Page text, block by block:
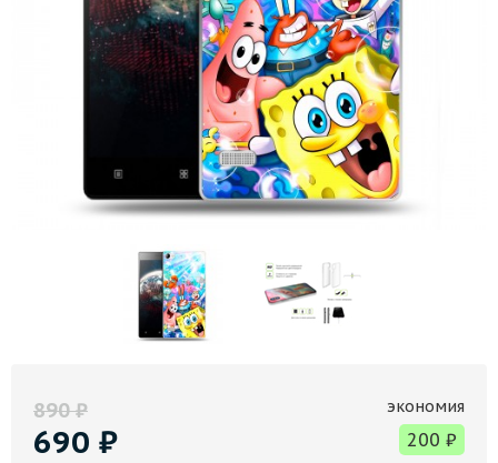
890₽
690 ₽
экономия
200 ₽